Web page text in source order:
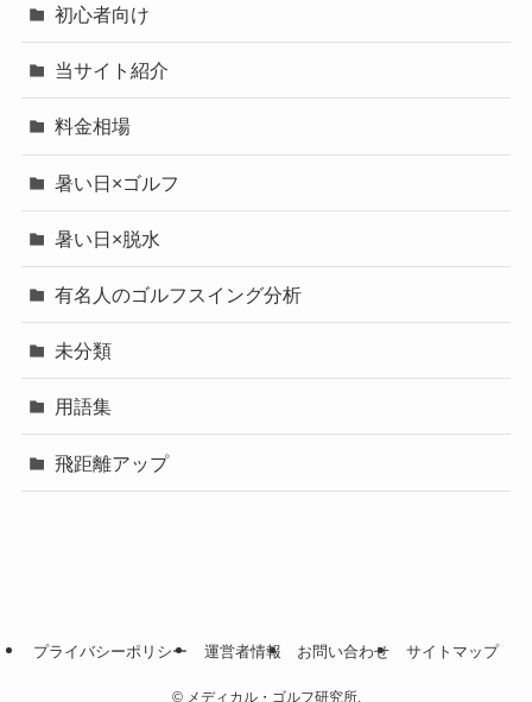
初心者向け
当サイト紹介
料金相場
暑い日×ゴルフ
暑い日×脱水
有名人のゴルフスイング分析
未分類
用語集
飛距離アップ
プライバシーポリシー 運営者情報 お問い合わせ サイトマップ
©メディカル・ゴルフ研究所.